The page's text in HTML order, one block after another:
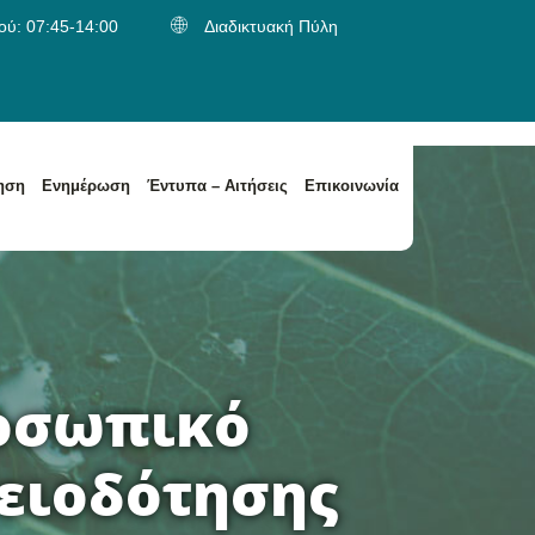
07:45-14:00 Διαδικτυακή Πύλη
Ενημέρωση Έντυπα – Αιτήσεις Επικοινωνία